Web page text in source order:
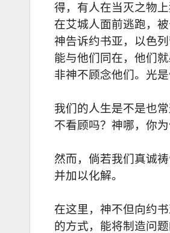
得，有人在当灭之物
在艾城人面前逃跑，
神告诉约书亚，以色
能与他们同在，他们
非神不顾念他们。光
我们的人生是不是也
不看顾吗？神哪，你
然而，倘若我们真诚
并加以化解。
在这里，神不但向约
的方式，能将制造问题